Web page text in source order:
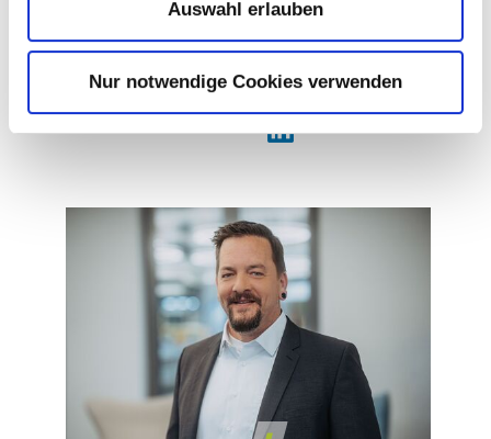
Auswahl erlauben
Nur notwendige Cookies verwenden
AlinaMatzke